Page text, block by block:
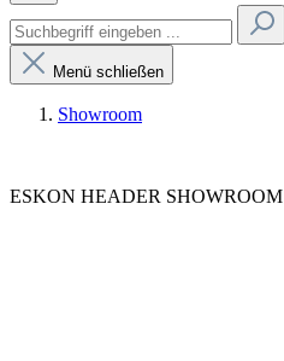
Menü schließen
Showroom
ESKON HEADER SHOWROOM